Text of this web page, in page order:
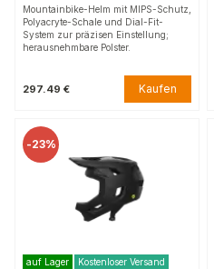
Mountainbike-Helm mit MIPS-Schutz,
Polyacryte-Schale und Dial-Fit-
System zur präzisen Einstellung;
herausnehmbare Polster.
297.49 € Kaufen
-23%
auf Lager Kostenloser Versand